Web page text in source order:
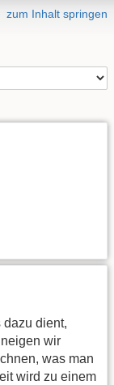
zum Inhalt springen
dient,
wir
was man
wird zu einem